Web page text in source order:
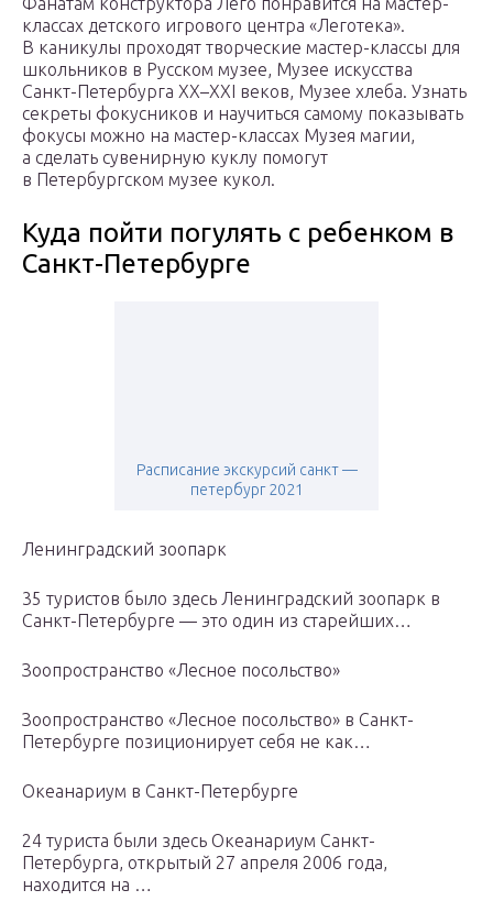
классах детского игрового центра «Леготека».
В каникулы проходят творческие мастер-классы для
школьников в Русском музее, Музее искусства
Санкт-Петербурга XX–XXI веков, Музее хлеба. Узнать
секреты фокусников и научиться самому показывать
фокусы можно на мастер-классах Музея магии,
а сделать сувенирную куклу помогут
в Петербургском музее кукол.
Куда пойти погулять с ребенком в
Санкт-Петербурге
Расписание экскурсий санкт —
петербург 2021
Ленинградский зоопарк
35 туристов было здесь Ленинградский зоопарк в
Санкт-Петербурге — это один из старейших…
Зоопространство «Лесное посольство»
Зоопространство «Лесное посольство» в Санкт-
Петербурге позиционирует себя не как…
Океанариум в Санкт-Петербурге
24 туристa были здесь Океанариум Санкт-
Петербурга, открытый 27 апреля 2006 года,
находится на …